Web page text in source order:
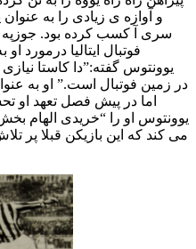
سری آ کسب کرده بود. جوزپه
فوتبال ایتالیا درمورد
یوونتوس گفته:”دا کاستا
در زمین فوتبال است.” او به
اما در پیش فصل تعهد او
یوونتوس او را “خریدی الهام
می کند که این بازیکن قبلا پر